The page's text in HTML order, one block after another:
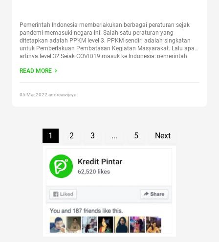
Pemerintah Indonesia memberlakukan berbagai peraturan sejak
pandemi memasuki negara ini. Salah satu peraturan yang
ditetapkan adalah PPKM level 3. PPKM sendiri adalah singkatan
untuk Pemberlakuan Pembatasan Kegiatan Masyarakat. Lalu apa
artinya level 3? Sejak COVID19 masuk ke Indonesia, pemerintah
dari dampak yang lebih parah. Pembatasan pun mulai
READ MORE
05 Mar 2022 andreawijaya
1 2 3 ... 5 Next